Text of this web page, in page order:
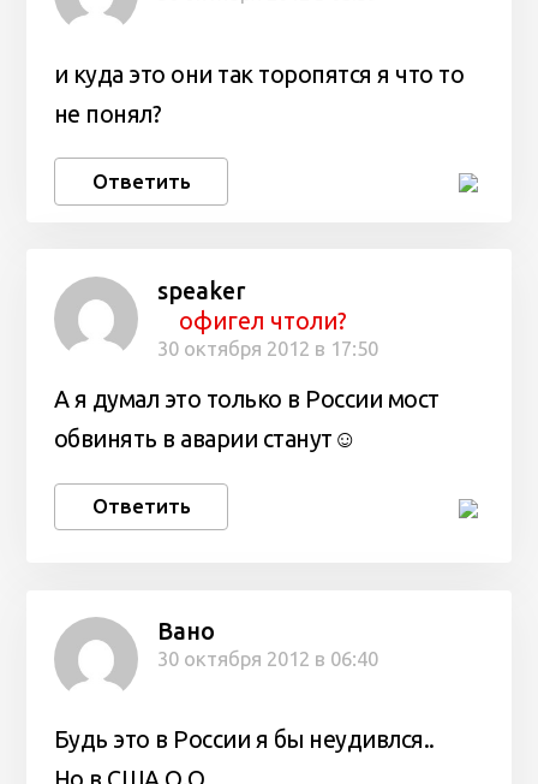
и куда это они так торопятся я что то
не понял?
Ответить
speaker
офигел чтоли?
30 октября 2012 в 17:50
А я думал это только в России мост
обвинять в аварии станут☺
Ответить
Вано
30 октября 2012 в 06:40
Будь это в России я бы неудивлся..